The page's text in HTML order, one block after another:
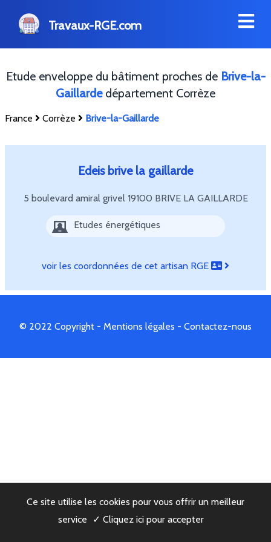
Travaux-RGE.com
Etude enveloppe du bâtiment proches de Brive-la-
Gaillardedépartement Corrèze
France Corrèze Brive-la-Gaillarde
Edeis brive la gaillarde
5 boulevard amiral grivel 19100 BRIVE LA GAILLARDE
Etudes énergétiques
voir les coordonnées de cet artisan RGE
© 2022 Copyright - Mentions légales - Contactez-nous
Ce site utilise les cookies pour vous offrir un meilleur
service
✓ Cliquez ici pour accepter